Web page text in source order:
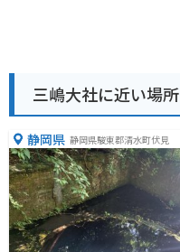
三嶋大社に近い場所
静岡県 静岡県駿東郡清水町伏見